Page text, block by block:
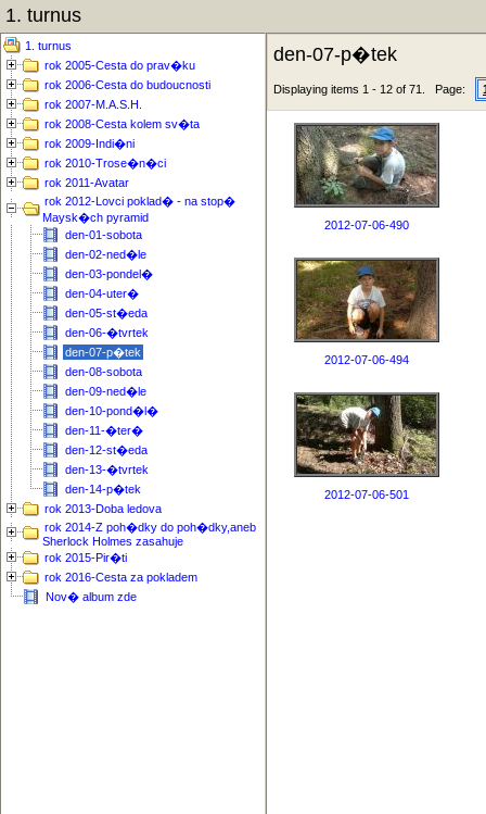
1. turnus
1. turnus
rok 2005-Cesta do prav�ku
rok 2006-Cesta do budoucnosti
rok 2007-M.A.S.H.
rok 2008-Cesta kolem sv�ta
rok 2009-Indi�ni
rok 2010-Trose�n�ci
rok 2011-Avatar
rok 2012-Lovci poklad� - na stop�
Maysk�ch pyramid
den-01-sobota
den-02-ned�le
den-03-pondel�
den-04-uter�
den-05-st�eda
den-06-�tvrtek
den-07-p�tek
den-08-sobota
den-09-ned�le
den-10-pond�l�
den-11-�ter�
den-12-st�eda
den-13-�tvrtek
den-14-p�tek
rok 2013-Doba ledova
rok 2014-Z poh�dky do poh�dky,aneb
Sherlock Holmes zasahuje
rok 2015-Pir�ti
rok 2016-Cesta za pokladem
Nov� album zde
den-07-p�tek
Displaying items 1 - 12 of 71. Page:
2012-07-06-490
2012-07-06-494
2012-07-06-501